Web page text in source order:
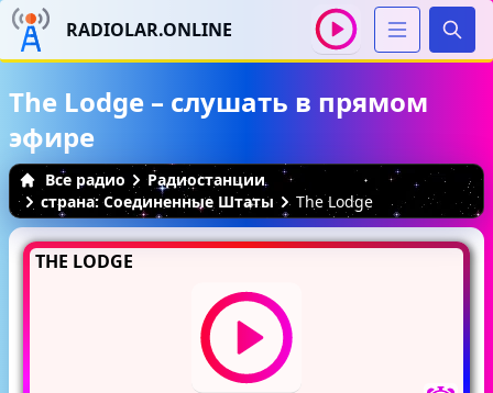
RADIOLAR.ONLINE
The Lodge – слушать в прямом
эфире
Все радио
Радиостанции
страна: Соединенные Штаты
The Lodge
THE LODGE